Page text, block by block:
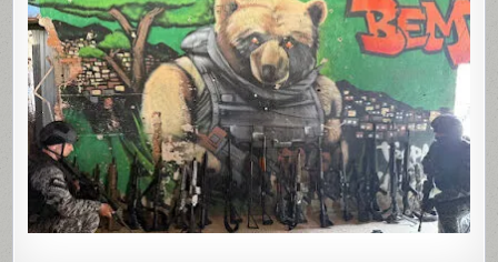
MORTOS
NOS
DO
ALEMÃO
PENHA,
NO
RIO